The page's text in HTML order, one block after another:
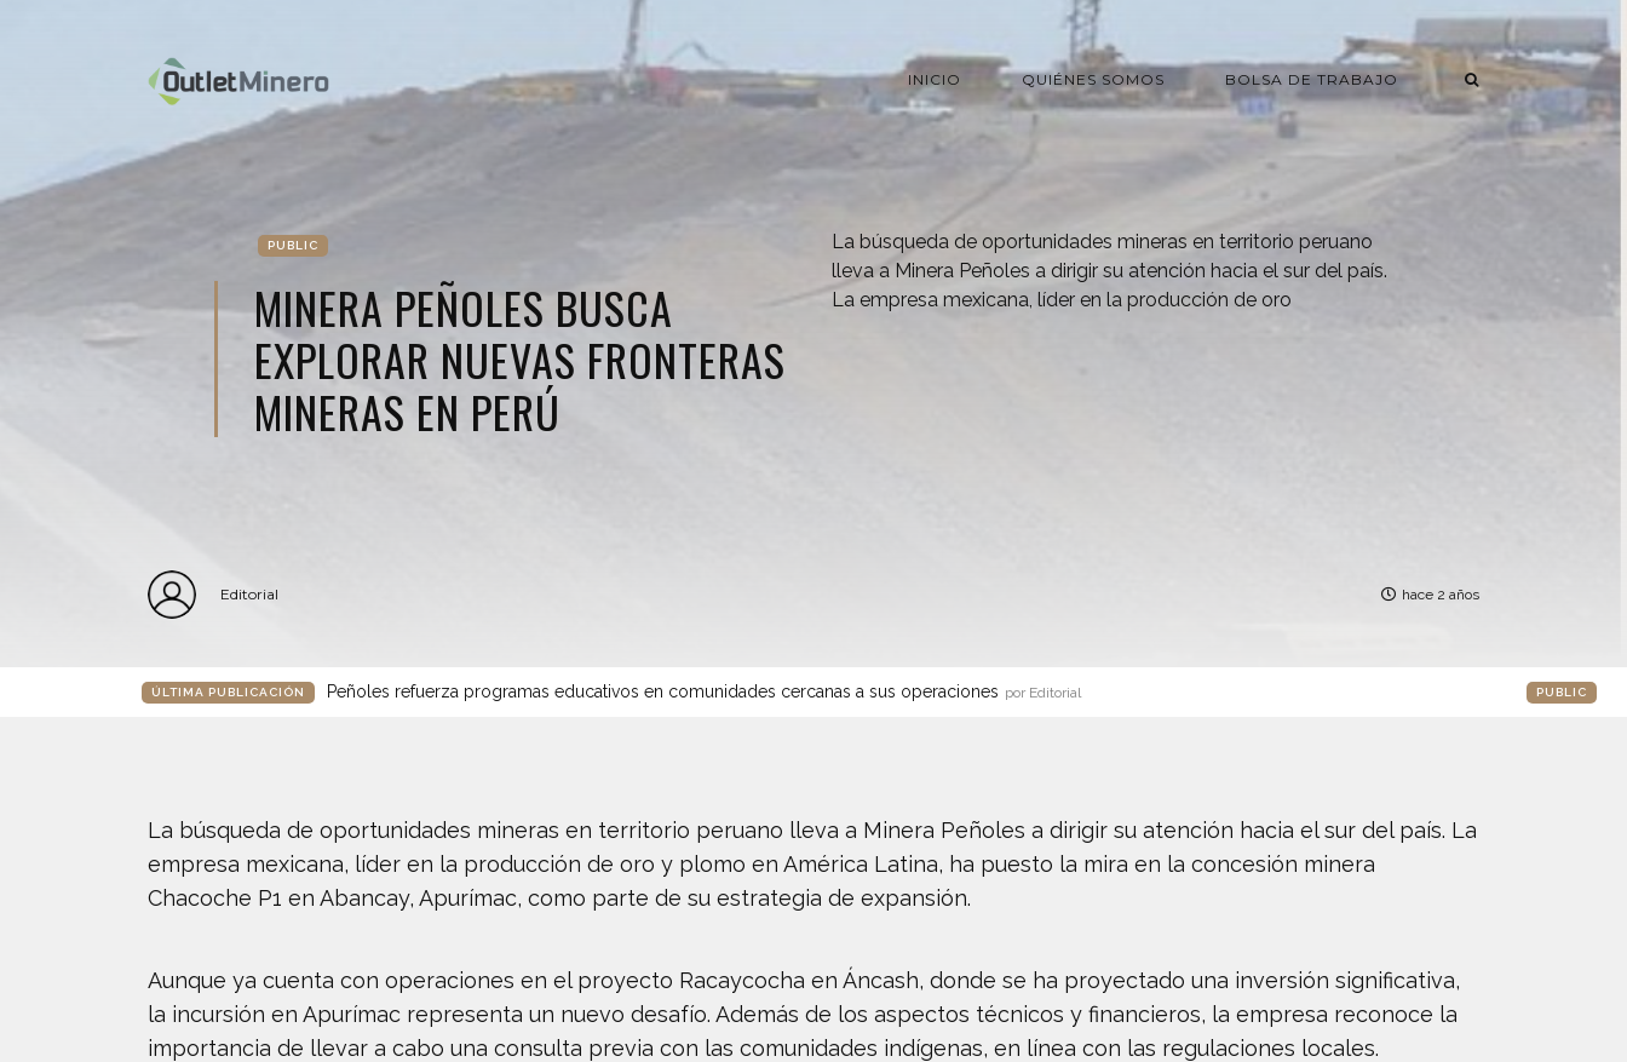
INICIO QUIÉNES SOMOS BOLSA DE TRABAJO
PUBLIC
MINERA PEÑOLES BUSCA
EXPLORAR NUEVAS FRONTERAS
MINERAS EN PERÚ
La búsqueda de oportunidades mineras en territorio peruano
lleva a Minera Peñoles a dirigir su atención hacia el sur del país.
La empresa mexicana, líder en la producción de oro
Editorial hace 2 años
ÚLTIMA PUBLICACIÓN Peñoles refuerza programas educativos en comunidades cercanas a sus operaciones por Editorial PUBLIC
La búsqueda de oportunidades mineras en territorio peruano lleva a Minera Peñoles a dirigir su atención hacia el sur del país. La
empresa mexicana, líder en la producción de oro y plomo en América Latina, ha puesto la mira en la concesión minera
Chacoche P1 en Abancay, Apurímac, como parte de su estrategia de expansión.
Aunque ya cuenta con operaciones en el proyecto Racaycocha en Áncash, donde se ha proyectado una inversión significativa,
la incursión en Apurímac representa un nuevo desafío. Además de los aspectos técnicos y financieros, la empresa reconoce la
importancia de llevar a cabo una consulta previa con las comunidades indígenas, en línea con las regulaciones locales.